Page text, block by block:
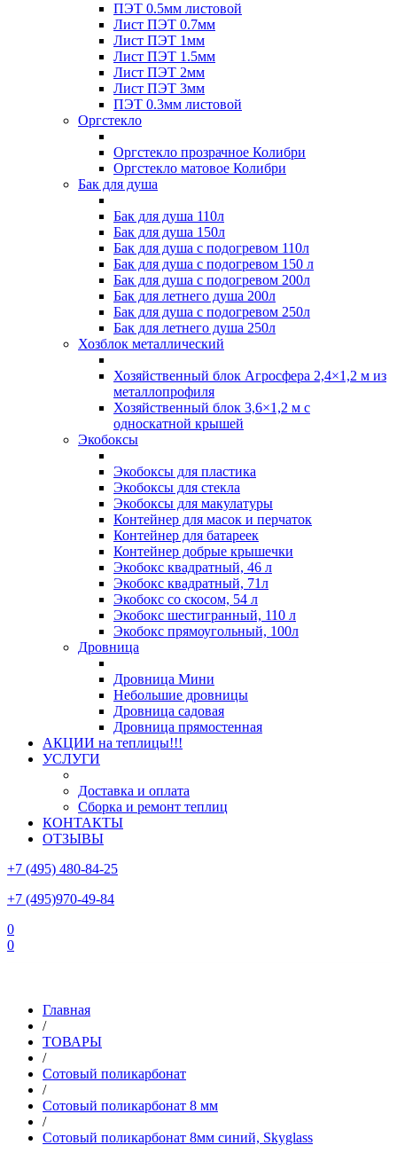
ПЭТ 0.5мм листовой
Лист ПЭТ 0.7мм
Лист ПЭТ 1мм
Лист ПЭТ 1.5мм
Лист ПЭТ 2мм
Лист ПЭТ 3мм
ПЭТ 0.3мм листовой
Оргстекло
Оргстекло прозрачное Колибри
Оргстекло матовое Колибри
Бак для душа
Бак для душа 110л
Бак для душа 150л
Бак для душа с подогревом 110л
Бак для душа с подогревом 150 л
Бак для душа с подогревом 200л
Бак для летнего душа 200л
Бак для душа с подогревом 250л
Бак для летнего душа 250л
Хозблок металлический
Хозяйственный блок Агросфера 2,4×1,2 м из
металлопрофиля
Хозяйственный блок 3,6×1,2 м с
односкатной крышей
Экобоксы
Экобоксы для пластика
Экобоксы для стекла
Экобоксы для макулатуры
Контейнер для масок и перчаток
Контейнер для батареек
Контейнер добрые крышечки
Экобокс квадратный, 46 л
Экобокс квадратный, 71л
Экобокс со скосом, 54 л
Экобокс шестигранный, 110 л
Экобокс прямоугольный, 100л
Дровница
Дровница Мини
Небольшие дровницы
Дровница садовая
Дровница прямостенная
АКЦИИ на теплицы!!!
УСЛУГИ
Доставка и оплата
Сборка и ремонт теплиц
КОНТАКТЫ
ОТЗЫВЫ
+7 (495) 480-84-25
+7 (495)970-49-84
0
0
Главная
/
ТОВАРЫ
/
Сотовый поликарбонат
/
Сотовый поликарбонат 8 мм
/
Сотовый поликарбонат 8мм синий, Skyglass